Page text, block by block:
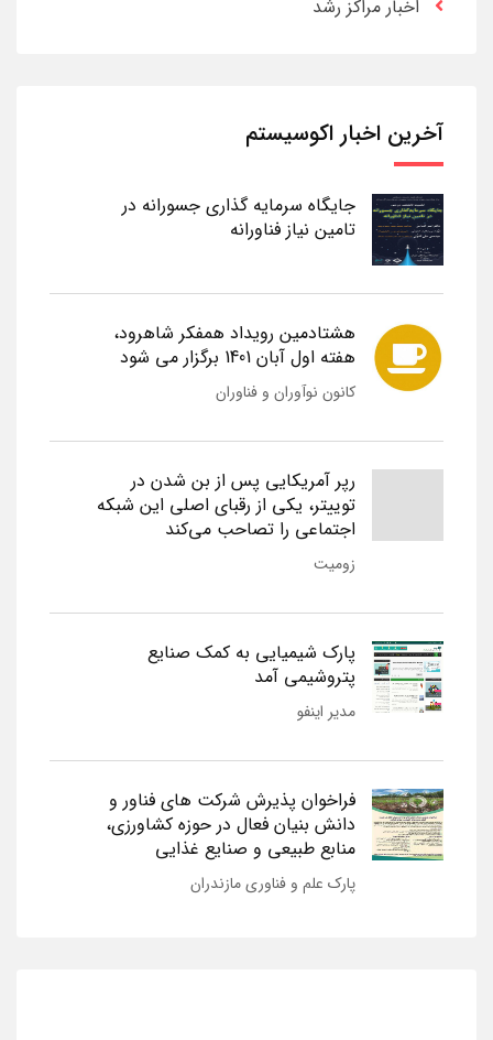
اخبار مراکز رشد
آخرین اخبار اکوسیستم
جایگاه سرمایه گذاری جسورانه در
تامین نیاز فناورانه
هشتادمین رویداد همفکر شاهرود،
هفته اول آبان 1401 برگزار می شود
کانون نوآوران و فناوران
رپر آمریکایی پس از بن شدن در
توییتر، یکی از رقبای اصلی این شبکه
اجتماعی را تصاحب می‌کند
زومیت
پارک شیمیایی به کمک صنایع
پتروشیمی آمد
مدیر اینفو
فراخوان پذیرش شرکت های فناور و
دانش بنیان فعال در حوزه کشاورزی،
منابع طبیعی و صنایع غذایی
پارک علم و فناوری مازندران